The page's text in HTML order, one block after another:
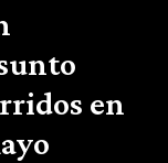
en